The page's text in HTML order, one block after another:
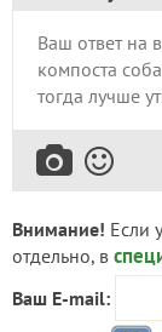
Внимание! Если
отдельно, в
Ваш E-mail: